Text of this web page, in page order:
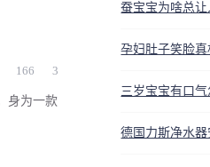
166 3
身为一款